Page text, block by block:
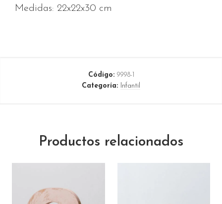
Medidas: 22x22x30 cm
Código: 9998-1
Categoría: Infantil
Productos relacionados